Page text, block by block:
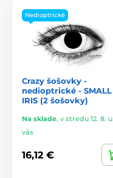
Nedioptrické
Crazy šošovky -
nedioptrické - SMALL
IRIS (2 šošovky)
Na sklade, v stredu 12. 8. u
vás
16,12 €